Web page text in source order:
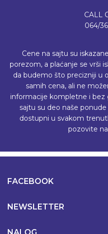
CALL
064/
Cene na sajtu su
porezom, a plaćanje se vrši
da budemo što precizniji u
samih cena, ali ne
informacije kompletne i bez
sajtu su deo naše
dostupni u svakom
pozovite
FACEBOOK
NEWSLETTER